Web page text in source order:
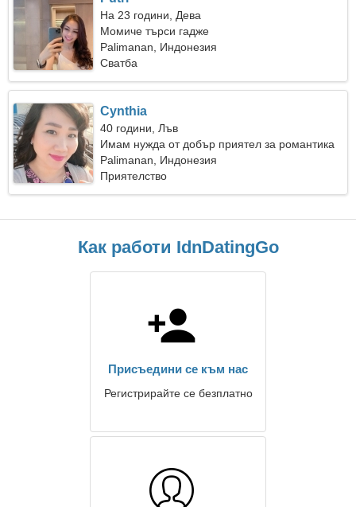
На 23 години, Дева
Момиче търси гадже
Palimanan, Индонезия
Сватба
Cynthia
40 години, Лъв
Имам нужда от добър приятел за романтика
Palimanan, Индонезия
Приятелство
Как работи IdnDatingGo
Присъедини се към нас
Регистрирайте се безплатно